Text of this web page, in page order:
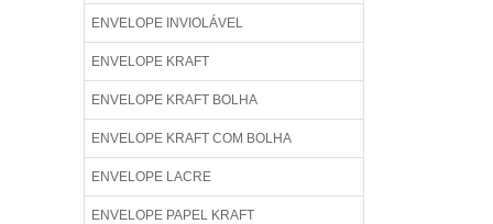
ENVELOPE INVIOLÁVEL
ENVELOPE KRAFT
ENVELOPE KRAFT BOLHA
ENVELOPE KRAFT COM BOLHA
ENVELOPE LACRE
ENVELOPE PAPEL KRAFT